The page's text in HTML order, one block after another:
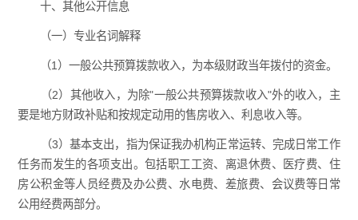
十、其他公开信息
（一）专业名词解释
（1）一般公共预算拨款收入，为本级财政当年拨付的资金。
（2）其他收入，为除"一般公共预算拨款收入"外的收入，主
要是地方财政补贴和按规定动用的售房收入、利息收入等。
（3）基本支出，指为保证我办机构正常运转、完成日常工作
任务而发生的各项支出。包括职工工资、离退休费、医疗费、住
房公积金等人员经费及办公费、水电费、差旅费、会议费等日常
公用经费两部分。